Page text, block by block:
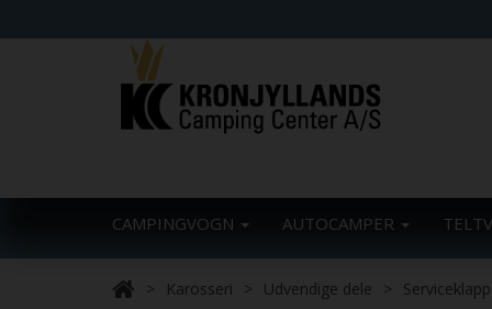
CAMPINGVOGN AUTOCAMPER
Karosseri Udvendige dele